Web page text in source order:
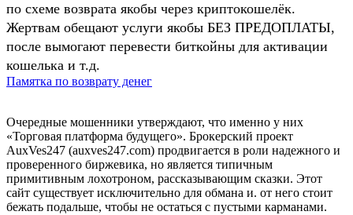
по схеме возврата якобы через криптокошелёк.
Жертвам обещают услуги якобы БЕЗ ПРЕДОПЛАТЫ,
после вымогают перевести биткойны для активации
кошелька и т.д.
Памятка по возврату денег
Очередные мошенники утверждают, что именно у них
«Торговая платформа будущего». Брокерский проект
AuxVes247 (auxves247.com) продвигается в роли надежного и
проверенного биржевика, но является типичным
примитивным лохотроном, рассказывающим сказки. Этот
сайт существует исключительно для обмана и. от него стоит
бежать подальше, чтобы не остаться с пустыми карманами.